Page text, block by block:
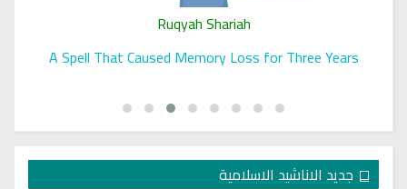
Ruqyah Shariah
A Spell That Caused Memory Loss for Three Years
جديد الاناشيد الاسلامية